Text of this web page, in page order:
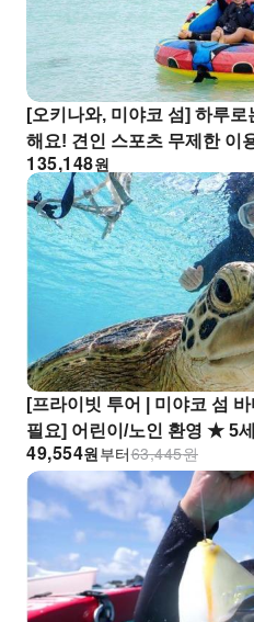
[오키나와, 미야코 섬] 하루
해요! 견인 스포츠 무제한 이
기, 웨이크보드 등)! (무료 사
원
135,148
[프라이빗 투어 | 미야코 섬
필요] 어린이/노인 환영 ★ 5
투어! 고화질 사진 무료 제공 |
원
49,554 부터 원
63,445